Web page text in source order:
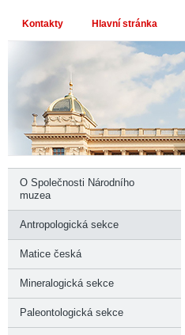
Kontakty Hlavní stránka
O Společnosti Národního
muzea
Antropologická sekce
Matice česká
Mineralogická sekce
Paleontologická sekce